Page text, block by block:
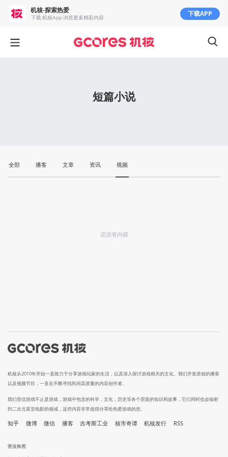
短篇小说
全部 播客 文章 资讯 视频
还没有内容
机核从2010年开始一直致力于分享游戏玩家的生活，以及深入探讨游戏相关的文化。我们开发原创的播客
以及视频节目，一直在不断寻找民间高质量的内容创作者。
我们坚信游戏不止是游戏，游戏中包含的科学，文化，历史等各个层面的知识和故事，它们同时也会辐射
到二次元甚至电影的领域，这些内容非常值得分享给热爱游戏的您。
知乎 微博 微信 播客 吉考斯工业 核市奇谭 机核发行 RSS
营业执照
机核-探索热爱
下载 机核App 浏览更多精彩内容 下载APP